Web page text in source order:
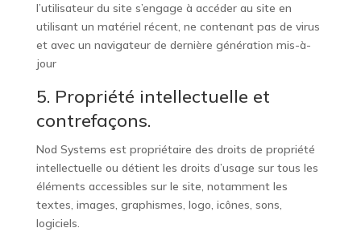
l’utilisateur du site s’engage à accéder au site en
utilisant un matériel récent, ne contenant pas de virus
et avec un navigateur de dernière génération mis-à-
jour
5. Propriété intellectuelle et
contrefaçons.
Nod Systems est propriétaire des droits de propriété
intellectuelle ou détient les droits d’usage sur tous les
éléments accessibles sur le site, notamment les
textes, images, graphismes, logo, icônes, sons,
logiciels.